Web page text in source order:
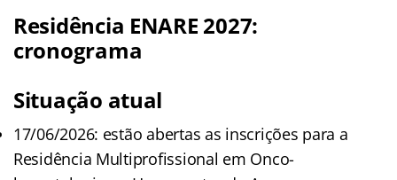
Residência ENARE 2027:
cronograma
Situação atual
17/06/2026: estão abertas as inscrições para a
Residência Multiprofissional em Onco-